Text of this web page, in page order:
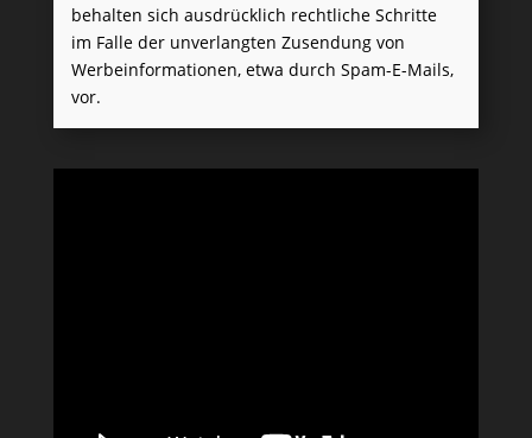
behalten sich ausdrücklich rechtliche Schritte
im Falle der unverlangten Zusendung von
Werbeinformationen, etwa durch Spam-E-Mails,
vor.